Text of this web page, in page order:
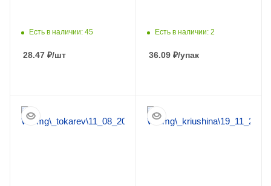
Есть в наличии: 45
28.47 ₽/шт
Есть в наличии: 2
36.09 ₽/упак